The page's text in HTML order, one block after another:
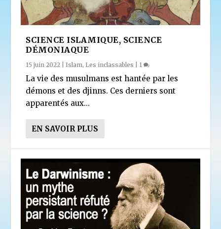
SCIENCE ISLAMIQUE, SCIENCE
DÉMONIAQUE
15 juin 2022 |Islam, Les inclassables 1
La vie des musulmans est hantée par les
démons et des djinns. Ces derniers sont
apparentés aux...
EN SAVOIR PLUS